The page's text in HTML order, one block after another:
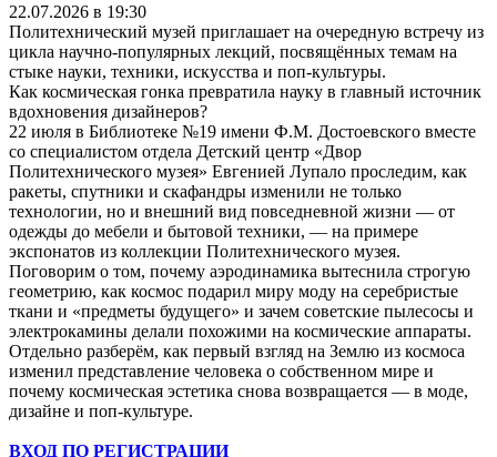
22.07.2026 в 19:30
Политехнический музей приглашает на очередную встречу из
цикла научно-популярных лекций, посвящённых темам на
стыке науки, техники, искусства и поп-культуры.
Как космическая гонка превратила науку в главный источник
вдохновения дизайнеров?
22 июля в Библиотеке №19 имени Ф.М. Достоевского вместе
со специалистом отдела Детский центр «Двор
Политехнического музея» Евгенией Лупало проследим, как
ракеты, спутники и скафандры изменили не только
технологии, но и внешний вид повседневной жизни — от
одежды до мебели и бытовой техники, — на примере
экспонатов из коллекции Политехнического музея.
Поговорим о том, почему аэродинамика вытеснила строгую
геометрию, как космос подарил миру моду на серебристые
ткани и «предметы будущего» и зачем советские пылесосы и
электрокамины делали похожими на космические аппараты.
Отдельно разберём, как первый взгляд на Землю из космоса
изменил представление человека о собственном мире и
почему космическая эстетика снова возвращается — в моде,
дизайне и поп-культуре.
ВХОД ПО РЕГИСТРАЦИИ